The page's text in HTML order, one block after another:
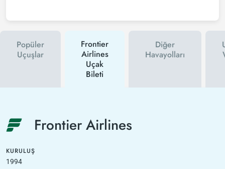
Popüler
Uçuşlar
Frontier
Airlines
Uçak
Bileti
Diğer
Havayolları
Frontier Airlines
KURULUŞ
1994